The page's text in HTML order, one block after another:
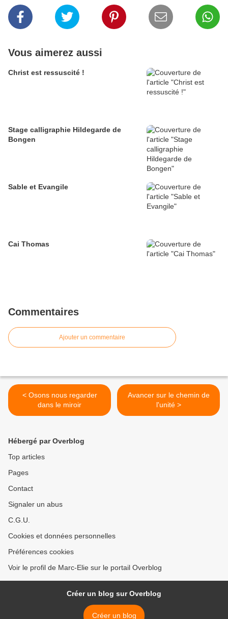
Vous aimerez aussi
Christ est ressuscité !
Stage calligraphie Hildegarde de
Bongen
Sable et Evangile
Cai Thomas
Commentaires
Ajouter un commentaire
< Osons nous regarder
dans le miroir
Avancer sur le chemin de
l'unité >
Hébergé par Overblog
Top articles
Pages
Contact
Signaler un abus
C.G.U.
Cookies et données personnelles
Préférences cookies
Voir le profil de Marc-Elie sur le portail Overblog
Créer un blog sur Overblog
Créer un blog